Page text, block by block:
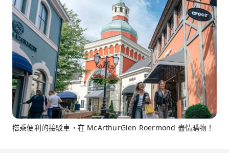
搭乘便利的接駁車，在 McArthurGlen Roermond 盡情購物！